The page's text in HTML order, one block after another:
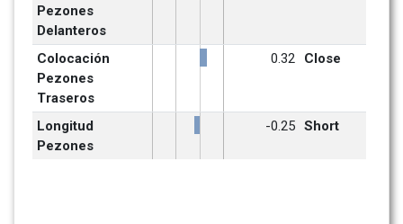
Pezones
Delanteros
Colocación
Pezones
Traseros
0.32 Close
Longitud
Pezones
-0.25 Short